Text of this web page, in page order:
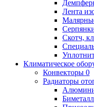
Лента
Скотч,
Климатическое
Конвекторы 0
Радиаторы